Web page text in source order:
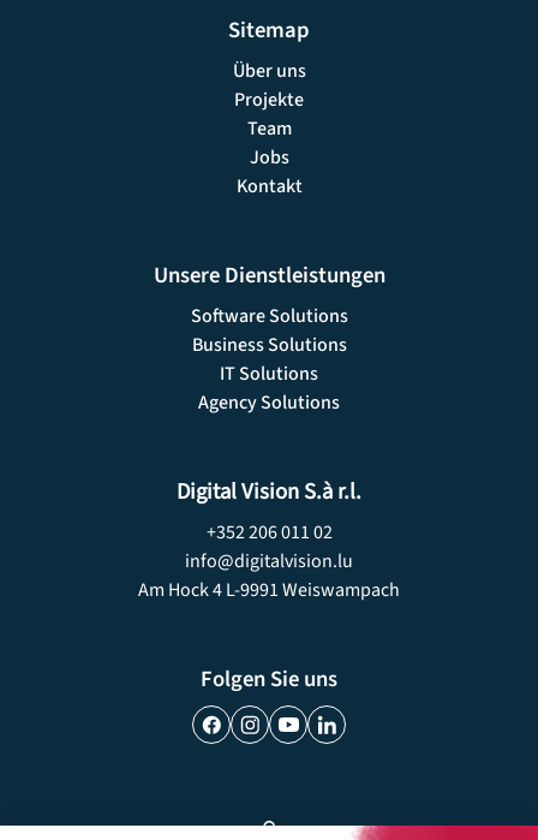
Sitemap
Über uns
Projekte
Team
Jobs
Kontakt
Unsere Dienstleistungen
Software Solutions
Business Solutions
IT Solutions
Agency Solutions
Digital Vision S.à r.l.
+352 206 011 02
info@digitalvision.lu
Am Hock 4­ L-9991 Weiswampach
Folgen Sie uns